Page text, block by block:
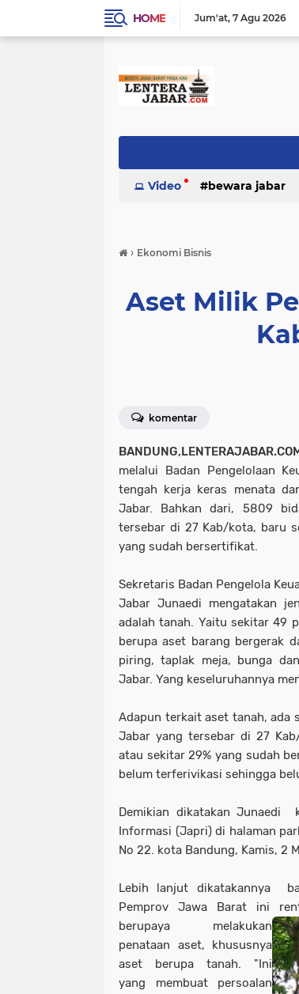
HOME Jum'at 7 Agu 2026
Video bewara jabar
› Ekonomi Bisnis
Aset Milik
komentar
melalui Badan Pengelolaan
tengah kerja keras menata
Jabar. Bahkan dari, 5809
tersebar di 27 Kab/kota, baru
yang sudah bersertifikat.
Sekretaris Badan Pengelola
Jabar Junaedi mengatakan
adalah tanah. Yaitu sekitar 49
berupa aset barang bergerak
piring, taplak meja, bunga
Jabar. Yang keseluruhannya
Adapun terkait aset tanah, ada
Jabar yang tersebar di 27
atau sekitar 29% yang sudah
belum terferivikasi sehingga
Demikian dikatakan Junaedi
Informasi (Japri) di halaman
No 22. kota Bandung, Kamis, 2
Lebih lanjut dikatakannya
Pemprov Jawa Barat ini
berupaya melakukan
penataan aset, khususnya
aset berupa tanah. "Ini
yang membuat persoalan